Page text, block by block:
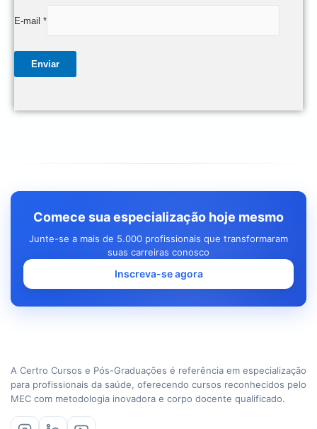
E-mail *
Comece sua especialização hoje mesmo
Junte-se a mais de 5.000 profissionais que transformaram
suas carreiras conosco
Inscreva-se agora
A Certro Cursos e Pós-Graduações é referência em especialização
para profissionais da saúde, oferecendo cursos reconhecidos pelo
MEC com metodologia inovadora e corpo docente qualificado.